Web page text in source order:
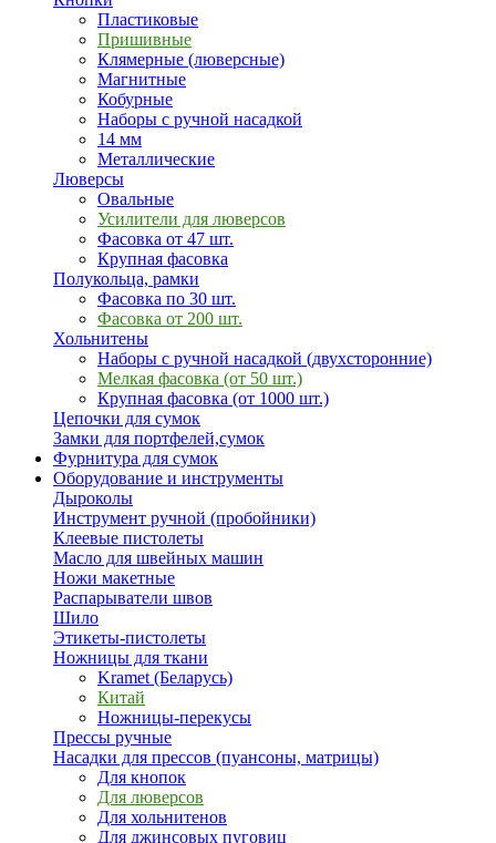
Пластиковые
Пришивные
Клямерные (люверсные)
Магнитные
Кобурные
Наборы с ручной насадкой
14 мм
Металлические
Люверсы
Овальные
Усилители для люверсов
Фасовка от 47 шт.
Крупная фасовка
Полукольца, рамки
Фасовка по 30 шт.
Фасовка от 200 шт.
Хольнитены
Наборы с ручной насадкой (двухсторонние)
Мелкая фасовка (от 50 шт.)
Крупная фасовка (от 1000 шт.)
Цепочки для сумок
Замки для портфелей,сумок
Фурнитура для сумок
Оборудование и инструменты
Дыроколы
Инструмент ручной (пробойники)
Клеевые пистолеты
Масло для швейных машин
Ножи макетные
Распарыватели швов
Шило
Этикеты-пистолеты
Ножницы для ткани
Kramet (Беларусь)
Китай
Ножницы-перекусы
Прессы ручные
Насадки для прессов (пуансоны, матрицы)
Для кнопок
Для люверсов
Для хольнитенов
Для джинсовых пуговиц